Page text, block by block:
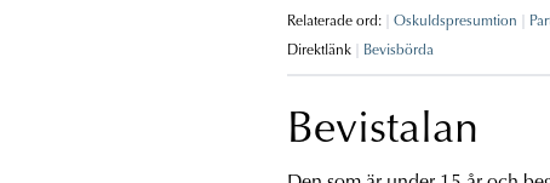
Relaterade ord: Oskuldspresumtion
Direktlänk
Bevisbörda
Bevistalan